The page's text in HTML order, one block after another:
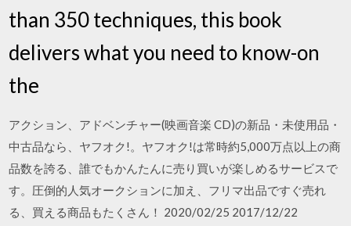
than 350 techniques, this book
delivers what you need to know-on
the
アクション、アドベンチャー(映画音楽 CD)の新品・未使用品・
中古品なら、ヤフオク!。ヤフオク!は常時約5,000万点以上の商
品数を誇る、誰でもかんたんに売り買いが楽しめるサービスで
す。圧倒的人気オークションに加え、フリマ出品ですぐ売れ
る、買える商品もたくさん！ 2020/02/25 2017/12/22